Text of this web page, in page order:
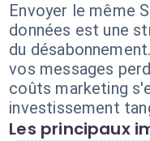
Envoyer le même
données est une
du
vos messages
coûts marketing
investissement
Les principaux